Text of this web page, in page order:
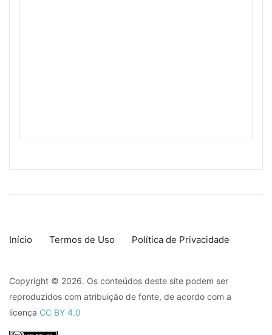
Início Termos de Uso Política de Privacidade
Copyright © 2026. Os conteúdos deste site podem ser
reproduzidos com atribuição de fonte, de acordo com a
licença CC BY 4.0